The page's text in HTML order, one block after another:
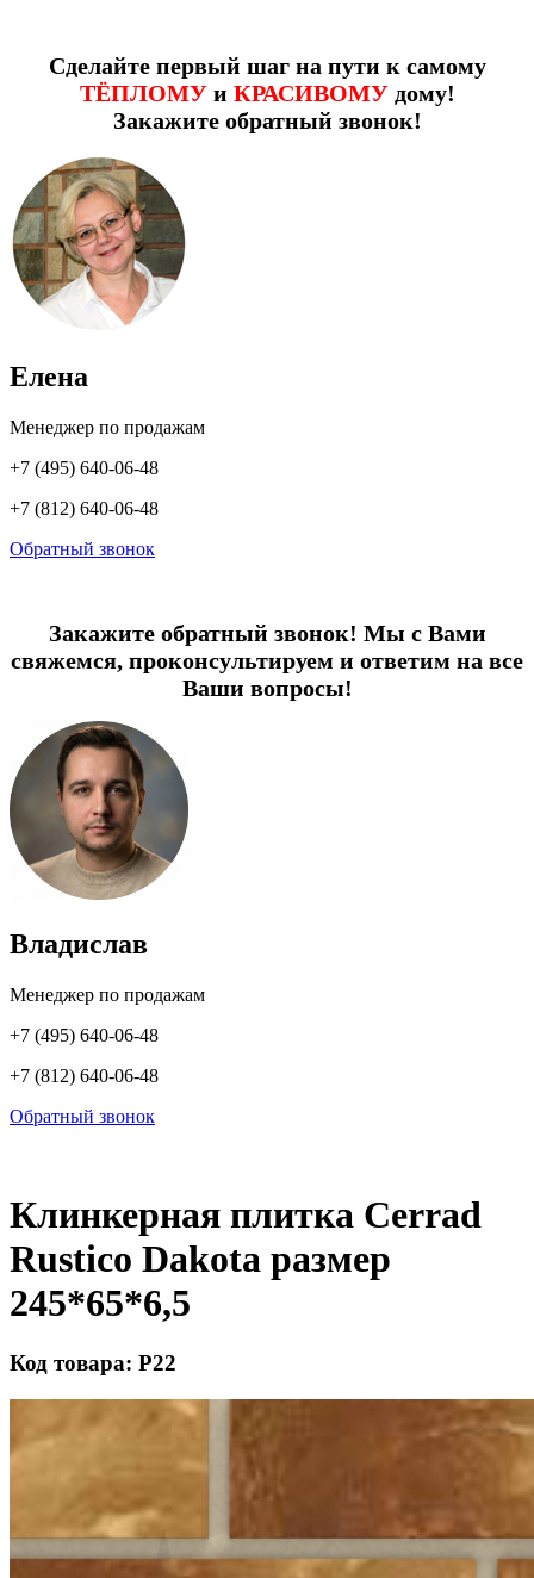
Сделайте первый шаг на пути к самому
ТЁПЛОМУи КРАСИВОМУдому!
Закажите обратный звонок!
Елена
Менеджер по продажам
+7 (495) 640-06-48
+7 (812) 640-06-48
Обратный звонок
Закажите обратный звонок! Мы с Вами
свяжемся, проконсультируем и ответим на все
Ваши вопросы!
Владислав
Менеджер по продажам
+7 (495) 640-06-48
+7 (812) 640-06-48
Обратный звонок
Клинкерная плитка Cerrad
Rustico Dakota размер
245*65*6,5
Код товара: Р22